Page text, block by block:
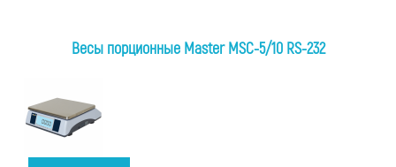
Весы порционные Master MSC-5/10 RS-232